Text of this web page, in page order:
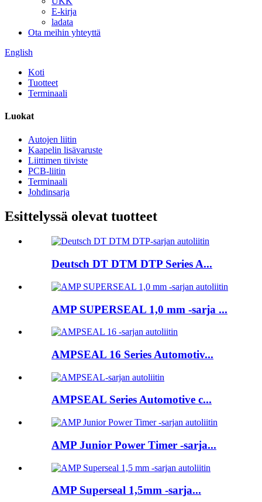
E-kirja
ladata
Ota meihin yhteyttä
English
Koti
Tuotteet
Terminaali
Luokat
Autojen liitin
Kaapelin lisävaruste
Liittimen tiiviste
PCB-liitin
Terminaali
Johdinsarja
Esittelyssä olevat tuotteet
Deutsch DT DTM DTP Series A...
AMP SUPERSEAL 1,0 mm -sarja ...
AMPSEAL 16 Series Automotiv...
AMPSEAL Series Automotive c...
AMP Junior Power Timer -sarja...
AMP Superseal 1,5mm -sarja...